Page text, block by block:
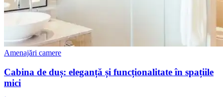
Amenajări camere
Cabina de duș: eleganță și funcționalitate în spațiile
mici